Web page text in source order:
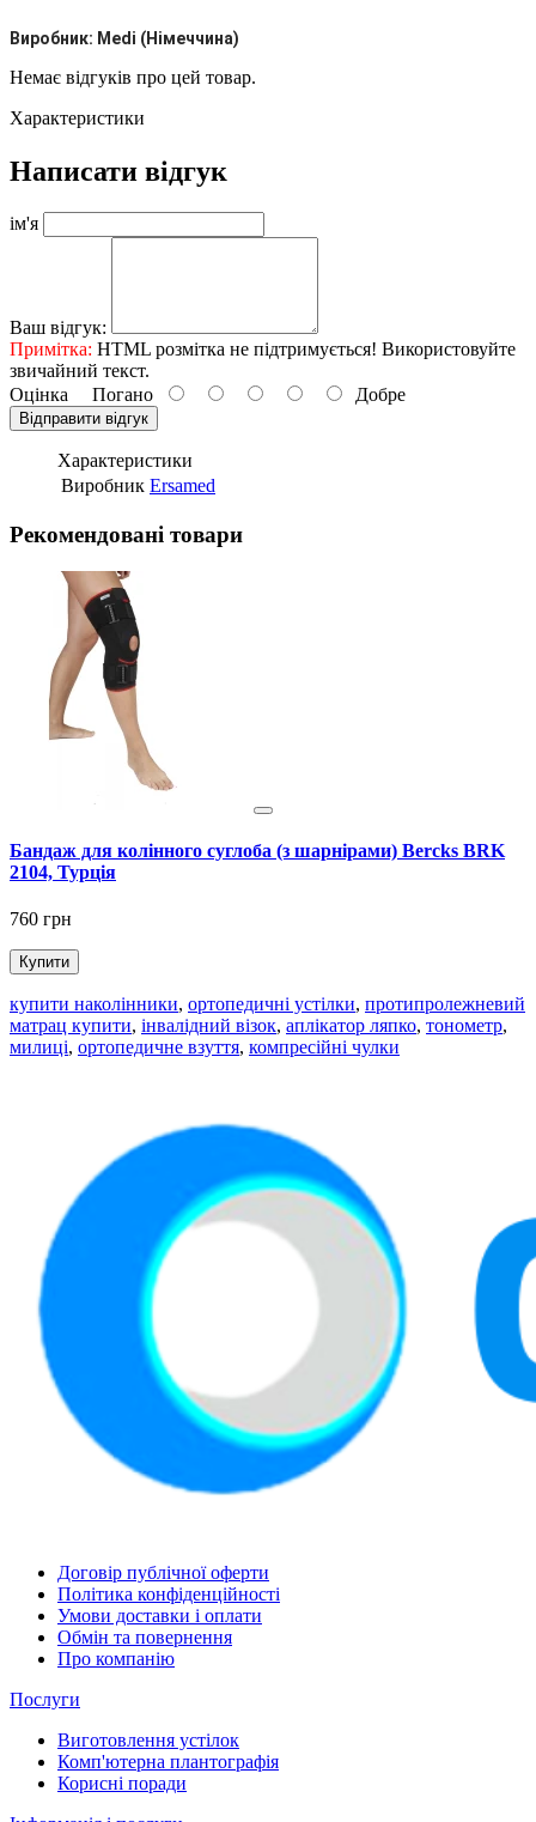
Виробник: Мedi (Німеччина)
Немає відгуків про цей товар.
Характеристики
Написати відгук
ім'я
Ваш відгук:
Примітка: HTML розмітка не підтримується! Використовуйте
звичайний текст.
Оцінка Погано Добре
Відправити відгук
Характеристики
Виробник Ersamed
Рекомендовані товари
Бандаж для колінного суглоба (з шарнірами) Bercks BRK
2104, Турція
760 грн
Купити
купити наколінники, ортопедичні устілки, протипролежневий
матрац купити, інвалідний візок, аплікатор ляпко, тонометр,
милиці, ортопедичне взуття, компресійні чулки
Договір публічної оферти
Політика конфіденційності
Умови доставки і оплати
Обмін та повернення
Про компанію
Послуги
Виготовлення устілок
Комп'ютерна плантографія
Корисні поради